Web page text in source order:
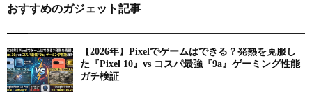
おすすめのガジェット記事
【2026年】Pixelでゲームはできる？発熱を克服し
た『Pixel 10』vs コスパ最強『9a』ゲーミング性能
ガチ検証